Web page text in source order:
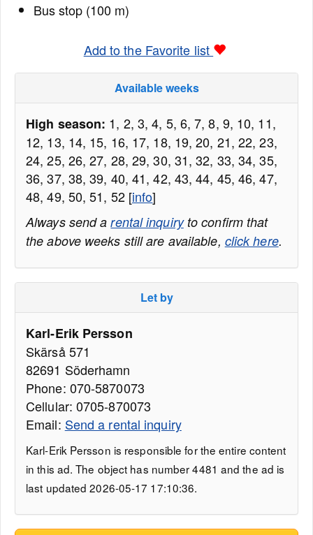
Bus stop (100 m)
Add to the Favorite list
Available weeks
High season: 1, 2, 3, 4, 5, 6, 7, 8, 9, 10, 11,
12, 13, 14, 15, 16, 17, 18, 19, 20, 21, 22, 23,
24, 25, 26, 27, 28, 29, 30, 31, 32, 33, 34, 35,
36, 37, 38, 39, 40, 41, 42, 43, 44, 45, 46, 47,
48, 49, 50, 51, 52 [info]
Always send arental inquiryto confirm that
the above weeks still are available, click here.
Let by
Karl-Erik Persson
Skärså 571
82691 Söderhamn
Phone: 070-5870073
Cellular: 0705-870073
Email: Send a rental inquiry
Karl-Erik Persson is responsible for the entire content
in this ad. The object has number 4481 and the ad is
last updated 2026-05-17 17:10:36.